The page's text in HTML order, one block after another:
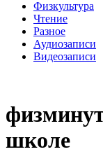
Физкультура
Чтение
Разное
Аудиозаписи
Видеозаписи
школе